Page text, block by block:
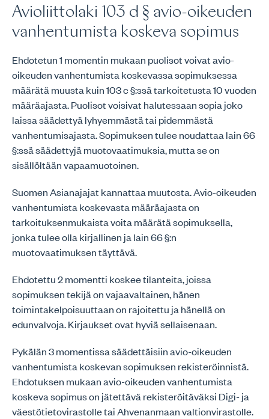
Avioliittolaki 103 d § avio-oikeuden
vanhentumista koskeva sopimus
Ehdotetun 1 momentin mukaan puolisot voivat avio-
oikeuden vanhentumista koskevassa sopimuksessa
määrätä muusta kuin 103 c §:ssä tarkoitetusta 10 vuoden
määräajasta. Puolisot voisivat halutessaan sopia joko
laissa säädettyä lyhyemmästä tai pidemmästä
vanhentumisajasta. Sopimuksen tulee noudattaa lain 66
§:ssä säädettyjä muotovaatimuksia, mutta se on
sisällöltään vapaamuotoinen.
Suomen Asianajajat kannattaa muutosta. Avio-oikeuden
vanhentumista koskevasta määräajasta on
tarkoituksenmukaista voita määrätä sopimuksella,
jonka tulee olla kirjallinen ja lain 66 §:n
muotovaatimuksen täyttävä.
Ehdotettu 2 momentti koskee tilanteita, joissa
sopimuksen tekijä on vajaavaltainen, hänen
toimintakelpoisuuttaan on rajoitettu ja hänellä on
edunvalvoja. Kirjaukset ovat hyviä sellaisenaan.
Pykälän 3 momentissa säädettäisiin avio-oikeuden
vanhentumista koskevan sopimuksen rekisteröinnistä.
Ehdotuksen mukaan avio-oikeuden vanhentumista
koskeva sopimus on jätettävä rekisteröitäväksi Digi- ja
väestötietovirastolle tai Ahvenanmaan valtionvirastolle.